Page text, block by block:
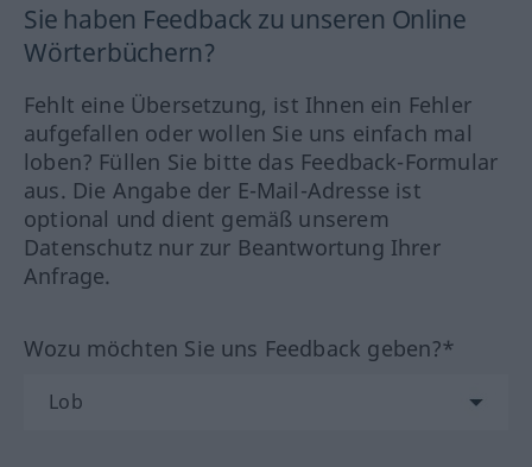
Sie haben Feedback zu unseren Online
Wörterbüchern?
Fehlt eine Übersetzung, ist Ihnen ein Fehler
aufgefallen oder wollen Sie uns einfach mal
loben? Füllen Sie bitte das Feedback-Formular
aus. Die Angabe der E-Mail-Adresse ist
optional und dient gemäß unserem
Datenschutz nur zur Beantwortung Ihrer
Anfrage.
Wozu möchten Sie uns Feedback geben?*